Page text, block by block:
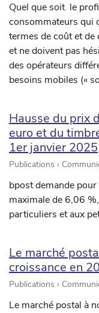
Quel que soit le
consommateurs qui
termes de coût et
et ne doivent pas
des opérateurs
besoins mobiles («
Hausse du prix
euro et du
1er janvier 2025
Publications ›
bpost demande
maximale de 6,06
particuliers et aux
Le marché
croissance en
Publications ›
Le marché postal à